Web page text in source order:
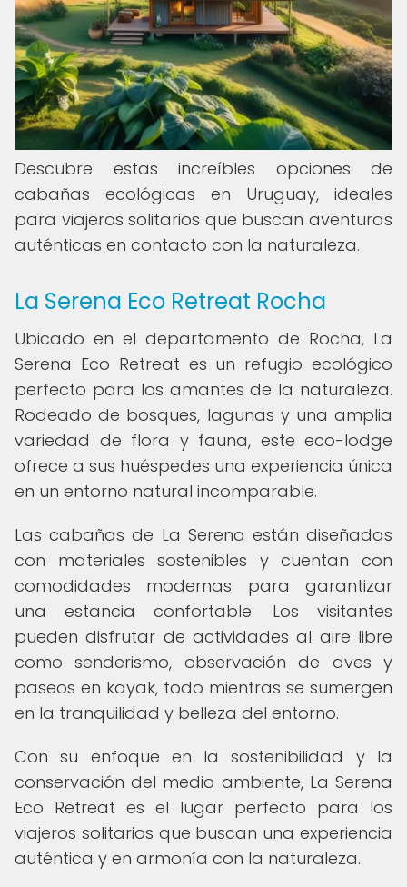
Descubre estas increíbles opciones de
cabañas ecológicas en Uruguay, ideales
para viajeros solitarios que buscan aventuras
auténticas en contacto con la naturaleza.
La Serena Eco Retreat Rocha
Ubicado en el departamento de Rocha, La
Serena Eco Retreat es un refugio ecológico
perfecto para los amantes de la naturaleza.
Rodeado de bosques, lagunas y una amplia
variedad de flora y fauna, este eco-lodge
ofrece a sus huéspedes una experiencia única
en un entorno natural incomparable.
Las cabañas de La Serena están diseñadas
con materiales sostenibles y cuentan con
comodidades modernas para garantizar
una estancia confortable. Los visitantes
pueden disfrutar de actividades al aire libre
como senderismo, observación de aves y
paseos en kayak, todo mientras se sumergen
en la tranquilidad y belleza del entorno.
Con su enfoque en la sostenibilidad y la
conservación del medio ambiente, La Serena
Eco Retreat es el lugar perfecto para los
viajeros solitarios que buscan una experiencia
auténtica y en armonía con la naturaleza.